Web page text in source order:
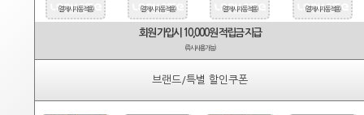
(결제시 자동적용) (결제시 자동적용) (결제시 자동적용) (결제시 자동적용)
회원 가입시 10,000원 적립금 지급
(즉시사용가능)
브랜드/특별 할인쿠폰